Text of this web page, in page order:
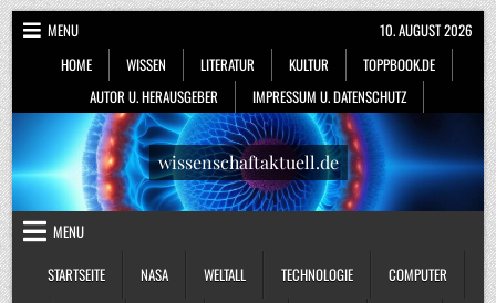
Skip
to
content
MENU
HOME
WISSEN LITERATUR KULTUR
TOPPBOOK.DE
AUTOR U. HERAUSGEBER
IMPRESSUM U. DATENSCHUTZ
10. AUGUST 2026
wissenschaftaktuell.de
MENU
STARTSEITE
NASA WELTALL TECHNOLOGIE COMPUTER